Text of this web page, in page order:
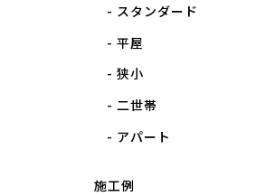
スタンダード
平屋
狭小
二世帯
アパート
施工例